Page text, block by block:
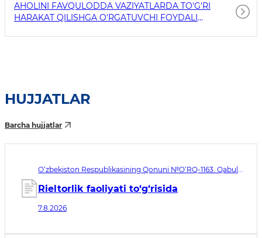
AHOLINI FAVQULODDA VAZIYATLARDA TO'G'RI
HARAKAT QILISHGA O'RGATUVCHI FOYDALI
HUJJATLAR
Barcha hujjatlar
O‘zbekiston Respublikasining Qonuni №O‘RQ-1163. Qabul
Rieltorlik faoliyati to‘g‘risida
7.8.2026